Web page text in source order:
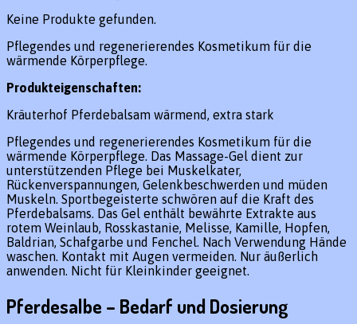
Keine Produkte gefunden.
Pflegendes und regenerierendes Kosmetikum für die
wärmende Körperpflege.
Produkteigenschaften:
Kräuterhof Pferdebalsam wärmend, extra stark
Pflegendes und regenerierendes Kosmetikum für die
wärmende Körperpflege. Das Massage-Gel dient zur
unterstützenden Pflege bei Muskelkater,
Rückenverspannungen, Gelenkbeschwerden und müden
Muskeln. Sportbegeisterte schwören auf die Kraft des
Pferdebalsams. Das Gel enthält bewährte Extrakte aus
rotem Weinlaub, Rosskastanie, Melisse, Kamille, Hopfen,
Baldrian, Schafgarbe und Fenchel. Nach Verwendung Hände
waschen. Kontakt mit Augen vermeiden. Nur äußerlich
anwenden. Nicht für Kleinkinder geeignet.
Pferdesalbe – Bedarf und Dosierung